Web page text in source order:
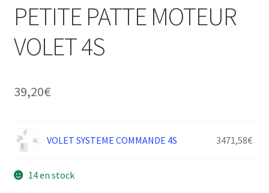
PETITE PATTE MOTEUR
VOLET 4S
39,20€
VOLET SYSTEME COMMANDE 4S 3471,58€
14 en stock